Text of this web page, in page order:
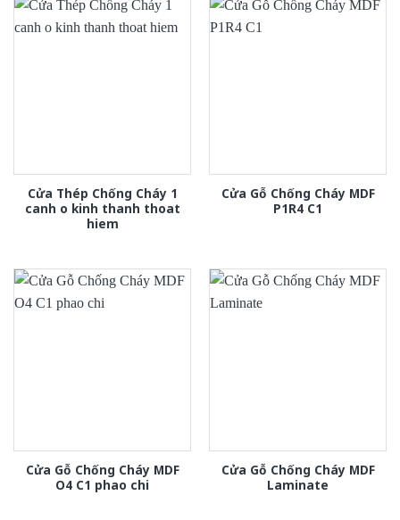
Cửa Thép Chống Cháy 1
canh o kinh thanh thoat
hiem
Cửa Gỗ Chống Cháy MDF
P1R4 C1
Cửa Gỗ Chống Cháy MDF
O4 C1 phao chi
Cửa Gỗ Chống Cháy MDF
Laminate